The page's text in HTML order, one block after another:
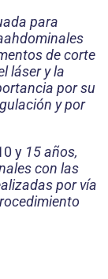
para
de corte
láser y la
por su
y por
y 15años,
con las
por vía